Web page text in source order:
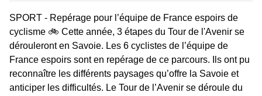
SPORT - Repérage pour l’équipe de France espoirs de
cyclisme 🚲 Cette année, 3 étapes du Tour de l'Avenir se
dérouleront en Savoie. Les 6 cyclistes de l’équipe de
France espoirs sont en repérage de ce parcours. Ils ont pu
reconnaître les différents paysages qu’offre la Savoie et
anticiper les difficultés. Le Tour de l’Avenir se déroule du